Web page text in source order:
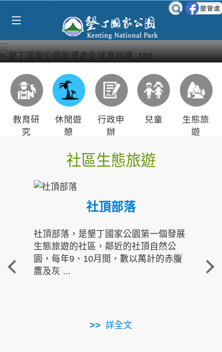
:::
教育研
究
休閒遊
憩
行政申
辦
兒童
生態旅
遊
社區生態旅遊
社頂部落
社頂部落，是墾丁國家公園第一個發展
生態旅遊的社區，鄰近的社頂自然公
園，每年9、10月間，數以萬計的赤腹
鷹及灰 ...
詳全文
重
走進